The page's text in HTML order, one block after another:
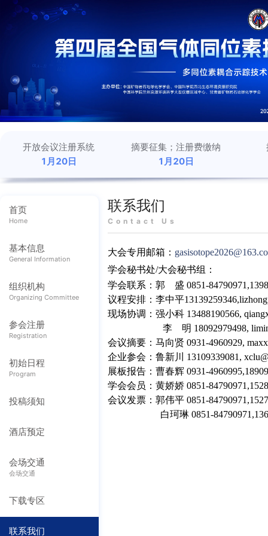
开放会议注册系统
1月20日
摘要征集；注册费缴纳
1月20日
首页
Home
基本信息
General Information
组织机构
Organizing Committee
参会注册
Registration
初始日程
Program
投稿须知
酒店预定
会场交通
会场交通
下载专区
联系我们
联系我们
Contact Us
大会专用 邮箱：
学会秘书处/大会秘书组：
学会联系 ： 郭 盛 0851-84790971 ,
议程安排 ：李中平13139259346,
现场协调 ：强小科 13488190566,
李
明 18092979498,
会议摘要 ：马向贤 0931-4960929,
企业参会 ：鲁新川 13109339081 ,
展板报告 ： 曹春辉 0931-4960995,
学会会员 ：黄娇娇 0851-84790971 ,
会议发票 ：郭伟平 0851-84790971 ,
白珂琳 0851-84790971 ,